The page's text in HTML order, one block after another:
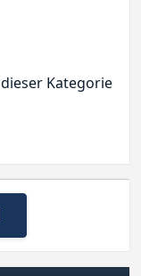
Kategorie